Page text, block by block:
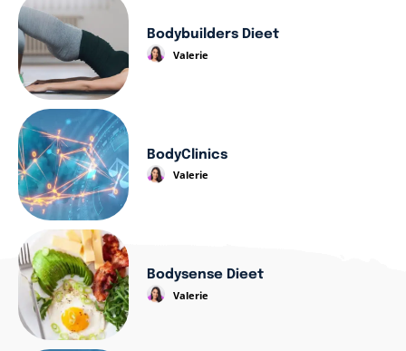
Bodybuilders Dieet
Valerie
BodyClinics
Valerie
Bodysense Dieet
Valerie